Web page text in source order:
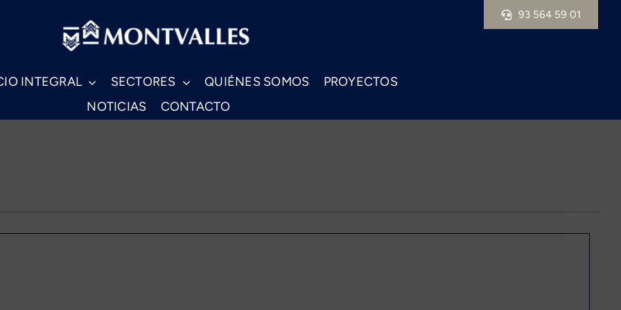
INTEGRAL SECTORES QUIÉNES SOMOS
PROYECTOS
NOTICIAS
CONTACTO
93 564 59 01